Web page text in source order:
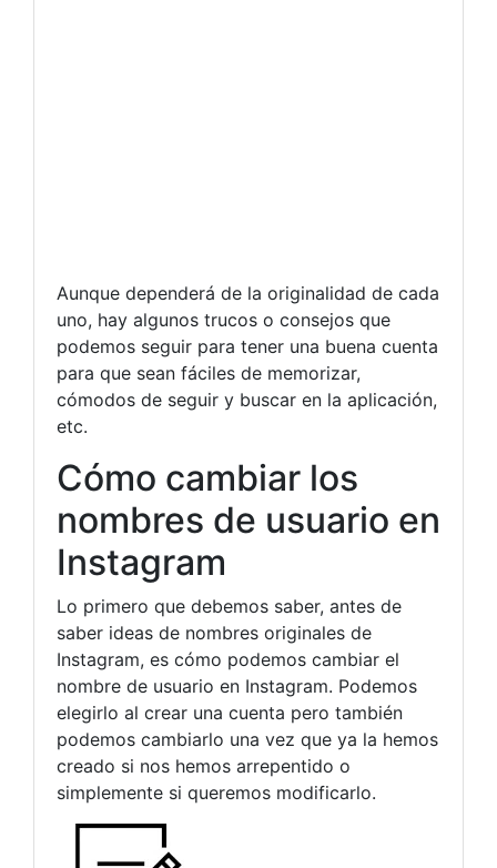
Aunque dependerá de la originalidad de cada
uno, hay algunos trucos o consejos que
podemos seguir para tener una buena cuenta
para que sean fáciles de memorizar,
cómodos de seguir y buscar en la aplicación,
etc.
Cómo cambiar los
nombres de usuario en
Instagram
Lo primero que debemos saber, antes de
saber ideas de nombres originales de
Instagram, es cómo podemos cambiar el
nombre de usuario en Instagram. Podemos
elegirlo al crear una cuenta pero también
podemos cambiarlo una vez que ya la hemos
creado si nos hemos arrepentido o
simplemente si queremos modificarlo.